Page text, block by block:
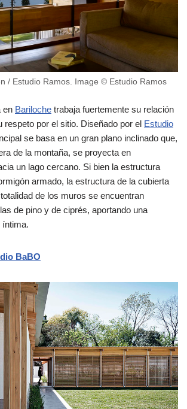
/ Estudio Ramos. Image © Estudio Ramos
en Bariloche trabaja fuertemente su relación
respeto por el sitio. Diseñado por el Estudio
se basa en un gran plano inclinado que,
de la montaña, se proyecta en
un lago cercano. Si bien la estructura
armado, la estructura de la cubierta
de los muros se encuentran
de pino y de ciprés, aportando una
íntima.
BaBO